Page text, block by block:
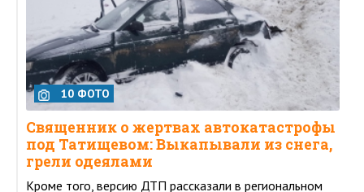
10 ФОТО
Священник о жертвах автокатастрофы
под Татищевом: Выкапывали из снега,
грели одеялами
Кроме того, версию ДТП рассказали в региональном